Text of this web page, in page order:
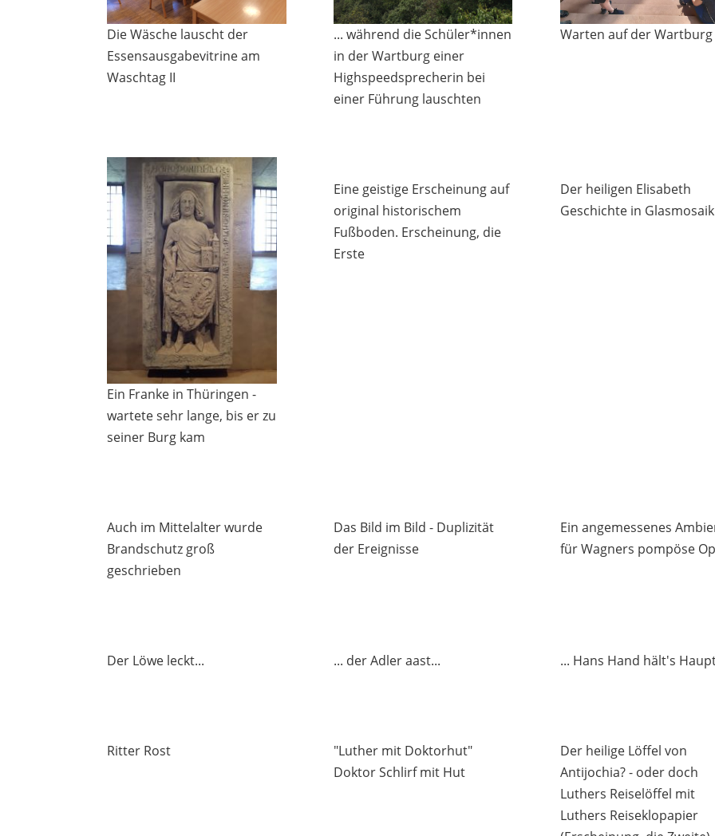
Die Wäsche lauscht der
Essensausgabevitrine am
Waschtag II
... während die Schüler*innen
in der Wartburg einer
Highspeedsprecherin bei
einer Führung lauschten
Warten auf der Wartburg
Ein Franke in Thüringen -
wartete sehr lange, bis er zu
seiner Burg kam
Eine geistige Erscheinung auf
original historischem
Fußboden. Erscheinung, die
Erste
Der heiligen Elisabeth
Geschichte in Glasmosaik
Auch im Mittelalter wurde
Brandschutz groß
geschrieben
Das Bild im Bild - Duplizität
der Ereignisse
Ein angemessenes
für Wagners pompöse
Der Löwe leckt... ... der Adler aast... ... Hans Hand hält's
Ritter Rost
"Luther mit Doktorhut"
Doktor Schlirf mit Hut
Der heilige Löffel von
Antijochia? - oder doch
Luthers Reiselöffel mit
Luthers Reiseklopapier